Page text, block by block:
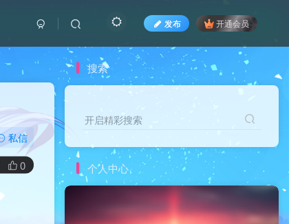
发布 开通会员
私信
0
搜索
开启精彩搜索
个人中心